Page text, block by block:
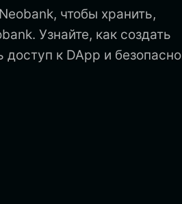
чтобы хранить,
Узнайте, как создать
к DApp и безопасно